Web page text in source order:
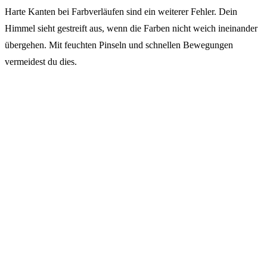
Harte Kanten bei Farbverläufen sind ein weiterer Fehler. Dein
Himmel sieht gestreift aus, wenn die Farben nicht weich ineinander
übergehen. Mit feuchten Pinseln und schnellen Bewegungen
vermeidest du dies.